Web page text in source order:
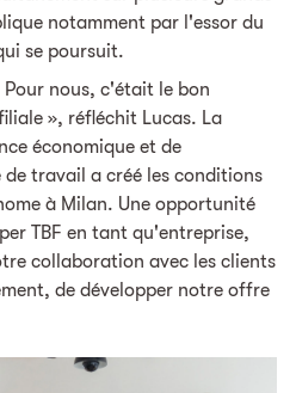
notamment par l'essor du
se poursuit.
nous, c'était le bon
», réfléchit Lucas. La
économique et de
travail a créé les conditions
à Milan. Une opportunité
TBF en tant qu'entreprise,
collaboration avec les clients
de développer notre offre